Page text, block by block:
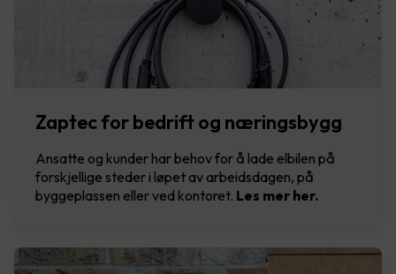
Zaptec for bedrift og næringsbygg
Ansatte og kunder har behov for å lade elbilen på
forskjellige steder i løpet av arbeidsdagen, på
byggeplassen eller ved kontoret. Les mer her.